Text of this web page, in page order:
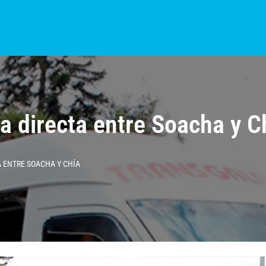
NOTICIAS COLOMBIA
directa entre Soacha y
ENTRE SOACHA Y CHÍA